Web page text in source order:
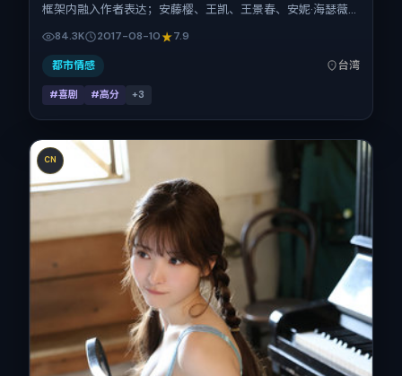
框架内融入作者表达；安藤樱、王凯、王景春、安妮·海瑟薇
景为中国台湾。上映时间 2017年8月10日（公映登记日 2017-
08-10），全片94分钟，节奏张弛有度。
84.3K 2017-08-10 7.9
都市情感 台湾
#喜剧 #高分 +3
CN